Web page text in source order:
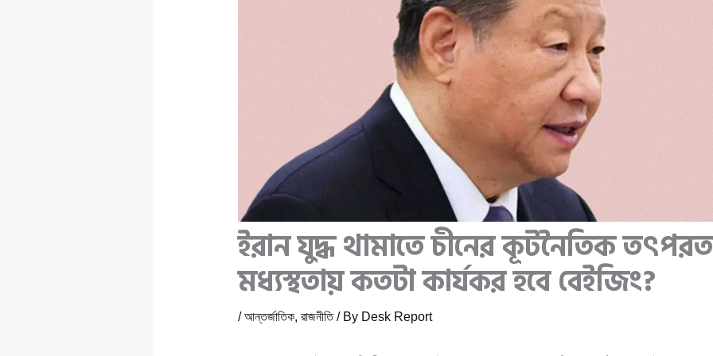
ইরান যুদ্ধ থামাতে চীনের কূটনৈতিক
মধ্যস্থতায় কতটা কার্যকর হবে বেইজিং?
/আন্তর্জাতিক, রাজনীতি/ By Desk Report